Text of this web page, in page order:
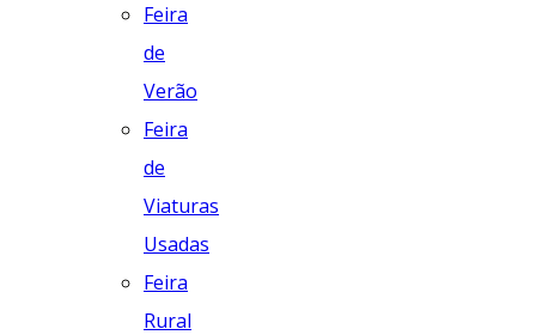
Feira
de
Verão
Feira
de
Viaturas
Usadas
Feira
Rural